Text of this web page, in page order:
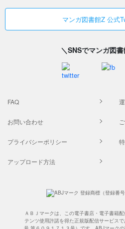
マンガ図書館Z 公式
＼SNSでマンガ図
FAQ
お問い合わせ
プライバシーポリシー
アップロード方法
ＡＢＪマークは、この電子書店・電子書籍
テンツ使用許諾を得た正規版配信サービス